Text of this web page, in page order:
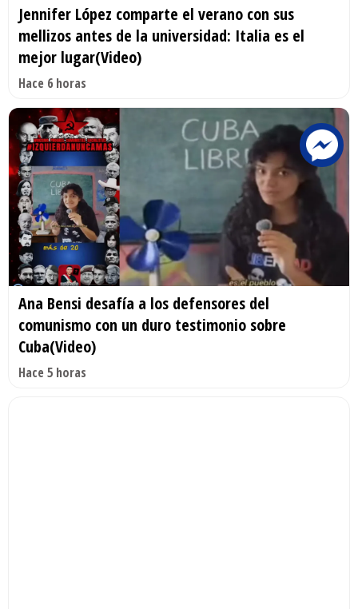
Jennifer López comparte el verano con sus
mellizos antes de la universidad: Italia es el
mejor lugar(Video)
Hace 6 horas
Ana Bensi desafía a los defensores del
comunismo con un duro testimonio sobre
Cuba(Video)
Hace 5 horas